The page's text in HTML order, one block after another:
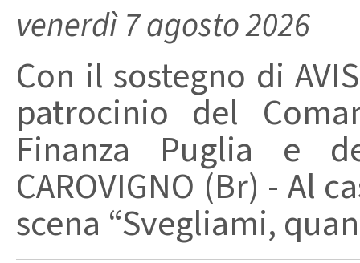
venerdì 7 agosto 2026
Con il sostegno di
patrocinio del
Finanza Puglia e
CAROVIGNO (Br) - Al
scena “Svegliami,